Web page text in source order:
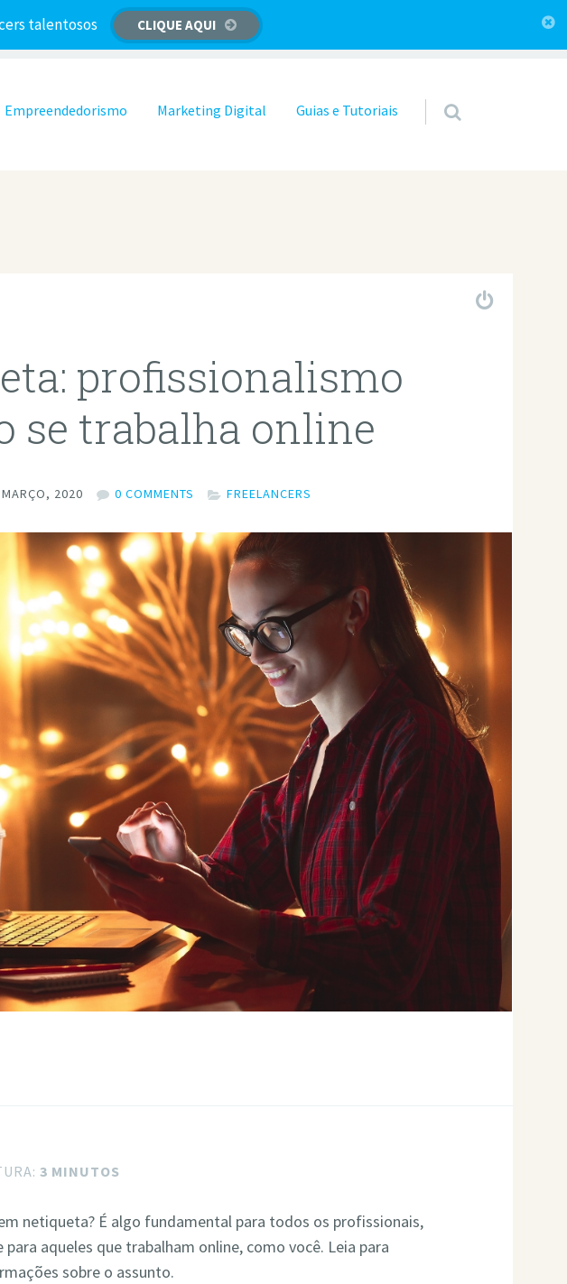
talentosos CLIQUE AQUI
Empreendedorismo Marketing Digital Guias e Tutoriais
profissionalismo
se trabalha online
2020 0 COMMENTS FREELANCERS
3 MINUTOS
netiqueta? É algo fundamental para todos os profissionais,
aqueles que trabalham online, como você. Leia para
sobre o assunto.